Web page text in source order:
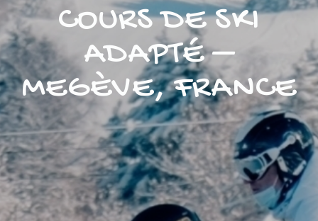
COURS DE SKI
ADAPTÉ –
MEGÈVE, FRANCE